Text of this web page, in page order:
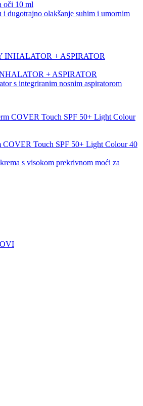
oči 10 ml
i dugotrajno olakšanje suhim i umornim
+ ASPIRATOR
s integriranim nosnim aspiratorom
Touch SPF 50+ Light Colour 40
s visokom prekrivnom moći za